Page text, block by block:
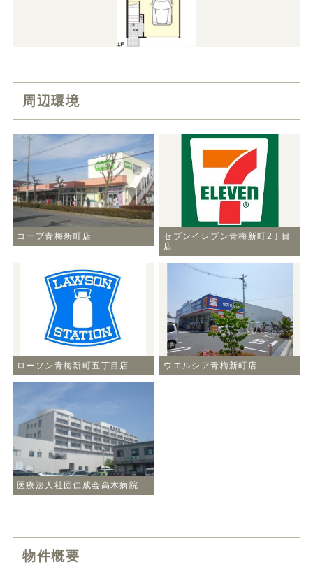
周辺環境
コープ青梅新町店
セブンイレブン青梅新町2丁目
店
ローソン青梅新町五丁目店 ウエルシア青梅新町店
医療法人社団仁成会高木病院
物件概要